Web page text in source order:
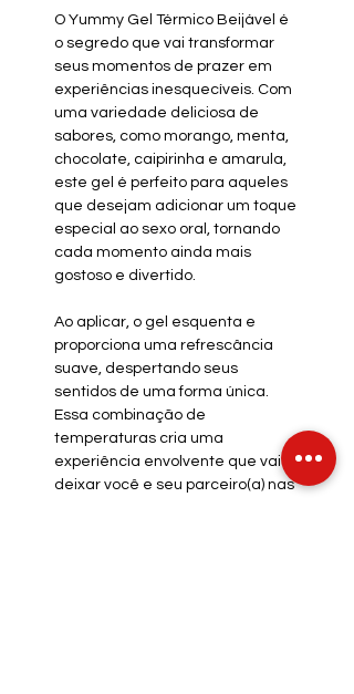
O Yummy Gel Térmico Beijável é
o segredo que vai transformar
seus momentos de prazer em
experiências inesquecíveis. Com
uma variedade deliciosa de
sabores, como morango, menta,
chocolate, caipirinha e amarula,
este gel é perfeito para aqueles
que desejam adicionar um toque
especial ao sexo oral, tornando
cada momento ainda mais
gostoso e divertido.
Ao aplicar, o gel esquenta e
proporciona uma refrescância
suave, despertando seus
sentidos de uma forma única.
Essa combinação de
temperaturas cria uma
experiência envolvente que vai
deixar você e seu parceiro(a) nas